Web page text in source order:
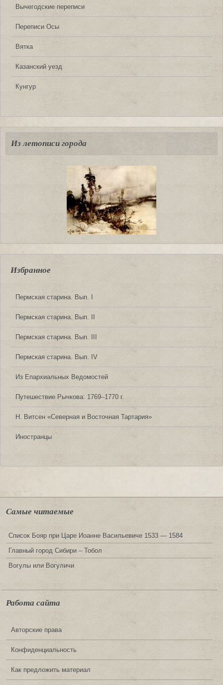
Вычегодские переписи
Переписи Осы
Вятка
Казанский уезд
Кунгур
Из летописи города
Избранное
Пермская старина. Вып. I
Пермская старина. Вып. II
Пермская старина. Вып. III
Пермская старина. Вып. IV
Из Епархиальных Ведомостей
Путешествие Рычкова: 1769‒1770 г.
Н. Витсен «Северная и Восточная Тартария»
Иностранцы
Самые читаемые
Список Бояр при Царе Иоанне Васильевиче 1533 — 1584
Главный город Сибири – Тобол
Вогулы или Вогуличи
Работа сайта
Авторские права
Конфиденциальность
Как предложить материал